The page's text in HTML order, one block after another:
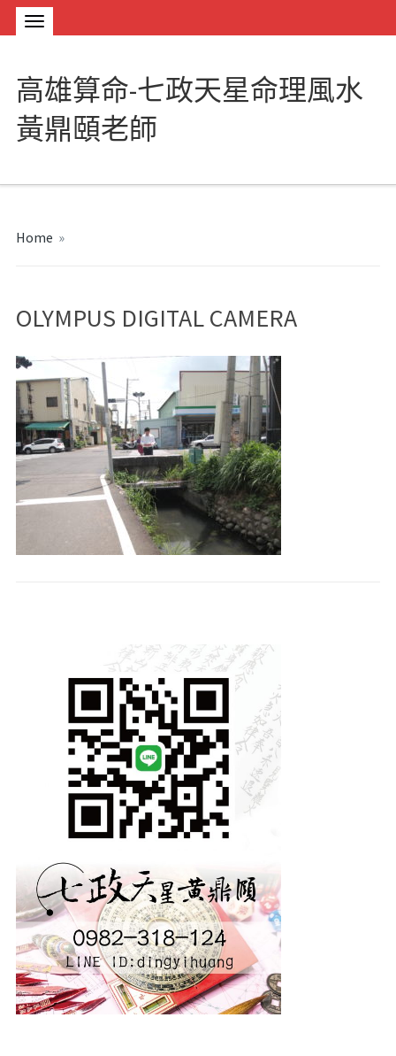
高雄算命-七政天星命理風水
黃鼎頤老師
Home »
OLYMPUS DIGITAL CAMERA